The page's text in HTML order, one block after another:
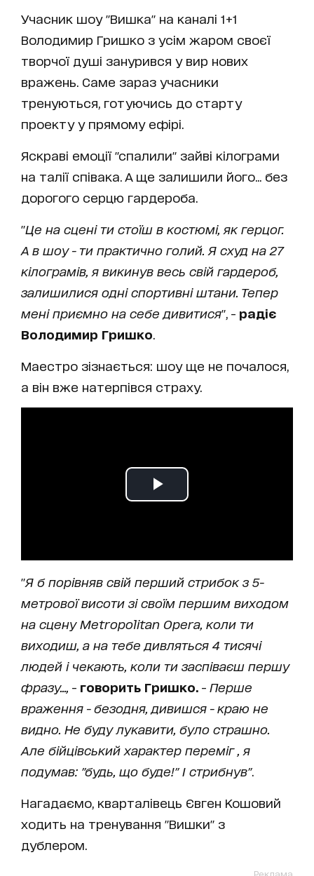
Учасник шоу "Вишка" на каналі 1+1
Володимир Гришко з усім жаром своєї
творчої душі занурився у вир нових
вражень. Саме зараз учасники
тренуються, готуючись до старту
проекту у прямому ефірі.
Яскраві емоції "спалили" зайві кілограми
на талії співака. А ще залишили його... без
дорогого серцю гардероба.
"Це на сцені ти стоїш в костюмі, як герцог.
А в шоу - ти практично голий. Я схуд на 27
кілограмів, я викинув весь свій гардероб,
залишилися одні спортивні штани. Тепер
мені приємно на себе дивитися", - радіє
Володимир Гришко
Маестро зізнається: шоу ще не почалося,
а він вже натерпівся страху.
"Я б порівняв свій перший стрибок з 5-
метрової висоти зі своїм першим виходом
на сцену Metropolitan Opera, коли ти
виходиш, а на тебе дивляться 4 тисячі
людей і чекають, коли ти заспіваєш першу
фразу...,
- говорить Гришко. - Перше
враження - безодня, дивишся - краю не
видно. Не буду лукавити, було страшно.
Але бійцівський характер переміг , я
подумав: "будь, що буде!" І стрибнув".
Нагадаємо, кварталівець Євген Кошовий
ходить на тренування "Вишки" з
дублером.
Реклама